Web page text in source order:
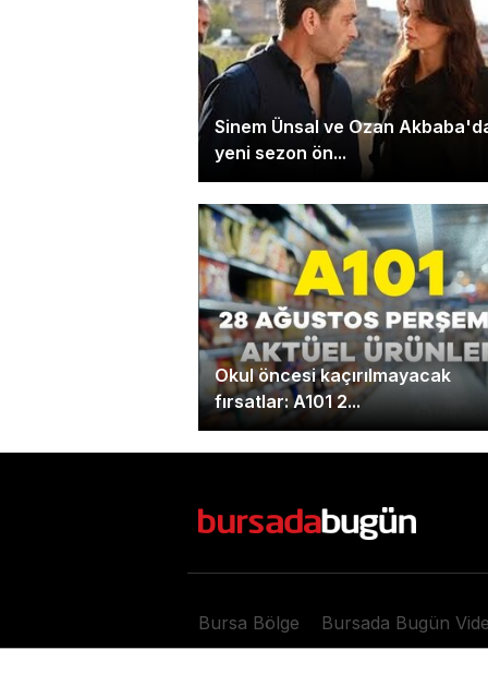
Sinem Ünsal ve Ozan
yeni sezon ön...
Okul öncesi kaçırılmayacak
fırsatlar: A101 2...
Bursa Bölge
Bursada Bugün